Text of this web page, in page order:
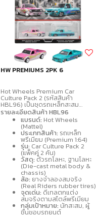
HW PREMIUMS 2PK 6
Hot Wheels Premium Car
Culture Pack 2 (รหัสสินค้า
HBL96) เป็นชุดรถเหล็กสะสม
พรีเมียมขนาด 1:64 จำนวน 2 คันต่อ
แพ็ค โดดเด่นด้วยรายละเอียด
สมจริง ล้อจำลองยางจริง ตัวรถ
และฐานผลิตจากโลหะ
(Metal/Metal) คละแบบรถสปอร์ต
และรถแข่งที่เป็นที่นิยม เช่น
Porsche, Audi, Nissan เหมาะ
สำหรับนักสะสมอายุ 3 ปีขึ้นไป
รายละเอียดสินค้า HBL96
แบรนด์: Hot Wheels
(Mattel)
ประเภทสินค้า: รถเหล็ก
พรีเมียม (Premium 1:64)
รุ่น: Car Culture Pack 2
(แพ็คคู่ 2 คัน)
วัสดุ: ตัวรถโลหะ, ฐานโลหะ
(Die-cast metal body &
chassis)
ล้อ: ยางจำลองสมจริง
(Real Riders rubber tires)
จุดเด่น: ดีเทลตกแต่ง
สมจริงตามสไตล์พรีเมียม
กลุ่มเป้าหมาย: นักสะสม, ผู้
ชื่นชอบรถยนต์